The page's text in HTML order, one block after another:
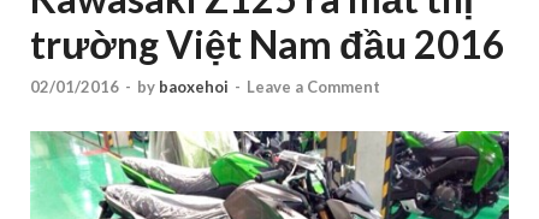
trường Việt Nam đầu 2016
02/01/2016 - by baoxehoi - Leave a Comment